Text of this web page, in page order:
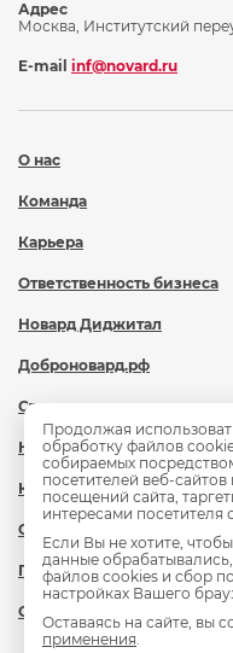
О нас
Команда
Карьера
Ответственность бизнеса
Новард Диджитал
Доброновард.рф
Статьи
Новости
Контакты
Охрана труда
Политика обработки
Сведения об
Адрес
Москва, Институтский
E-mail inf@novard.ru
Продолжая
обработку файлов
собираемых
посетителей веб-сайтов
посещений сайта,
интересами посетителя
Если Вы не хотите,
данные
файлов cookies и сбор
настройках Вашего
Оставаясь на сайте, вы
применения.